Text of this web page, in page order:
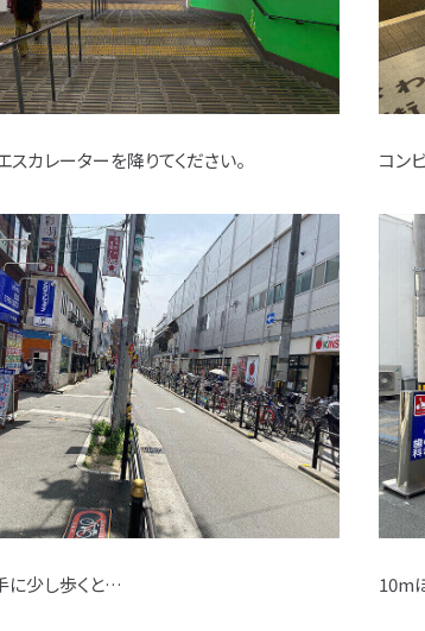
カレーターを降りてください。 コン
に少し歩くと… 10m